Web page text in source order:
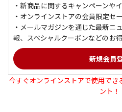
・新商品に関するキャンペーンや
・オンラインストアの会員限定セ
・メールマガジンを通じた最新ニ
報、スペシャルクーポンなどのお
今すぐオンラインストアで使用で
ント！